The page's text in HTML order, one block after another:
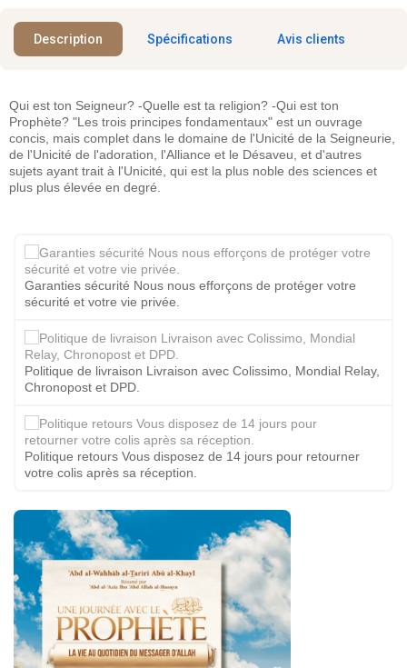
Description Spécifications Avis clients
Qui est ton Seigneur? -Quelle est ta religion? -Qui est ton
Prophète? "Les trois principes fondamentaux" est un ouvrage
concis, mais complet dans le domaine de l'Unicité de la Seigneurie,
de l'Unicité de l'adoration, l'Alliance et le Désaveu, et d'autres
sujets ayant trait à l'Unicité, qui est la plus noble des sciences et
plus plus élevée en degré.
Garanties sécurité Nous nous efforçons de protéger votre
sécurité et votre vie privée.
Politique de livraison Livraison avec Colissimo, Mondial Relay,
Chronopost et DPD.
Politique retours Vous disposez de 14 jours pour retourner
votre colis après sa réception.